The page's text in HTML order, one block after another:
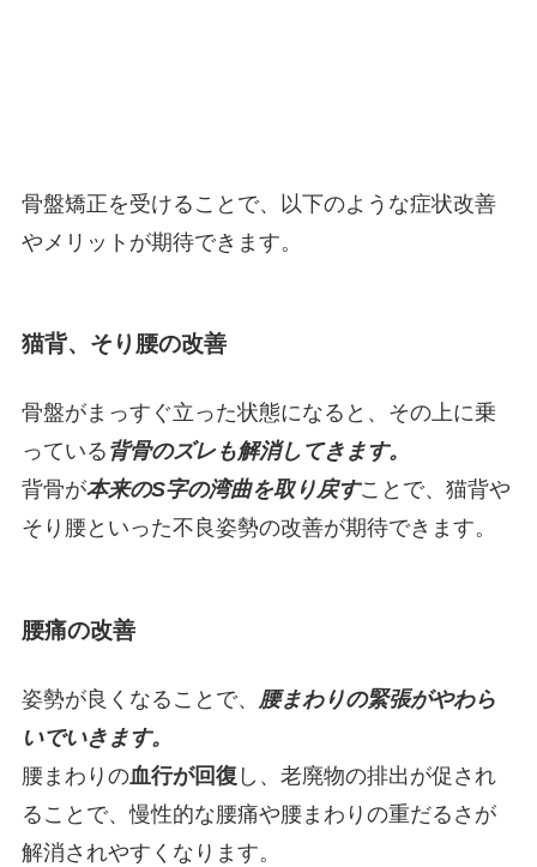
骨盤矯正を受けることで、以下のような症状改善
やメリットが期待できます。
猫背、そり腰の改善
骨盤がまっすぐ立った状態になると、その上に乗
っている 背骨のズレも解消してきます。
背骨が本来のS字の湾曲を取り戻すことで、猫背や
そり腰といった不良姿勢の改善が期待できます。
腰痛の改善
姿勢が良くなることで、 腰まわりの緊張がやわら
いでいきます。
腰まわりの血行が回復 し、老廃物の排出が促され
ることで、慢性的な腰痛や腰まわりの重だるさが
解消されやすくなります。